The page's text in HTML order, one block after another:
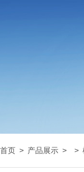
首页 > 产品展示 > >